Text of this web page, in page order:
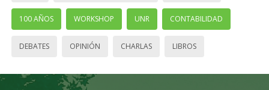
100 AÑOS WORKSHOP UNR CONTABILIDAD
DEBATES OPINIÓN CHARLAS LIBROS